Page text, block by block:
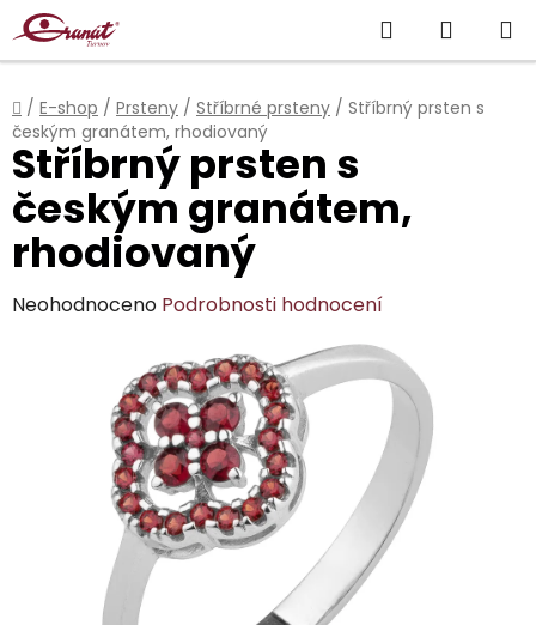
Přejít
na
obsah
Hledat
KOŠÍK
Domů
/ E-shop / Prsteny / Stříbrné prsteny / Stříbrný prsten s
českým granátem, rhodiovaný
Stříbrný prsten s
českým granátem,
rhodiovaný
Průměrné
Neohodnoceno Podrobnosti hodnocení